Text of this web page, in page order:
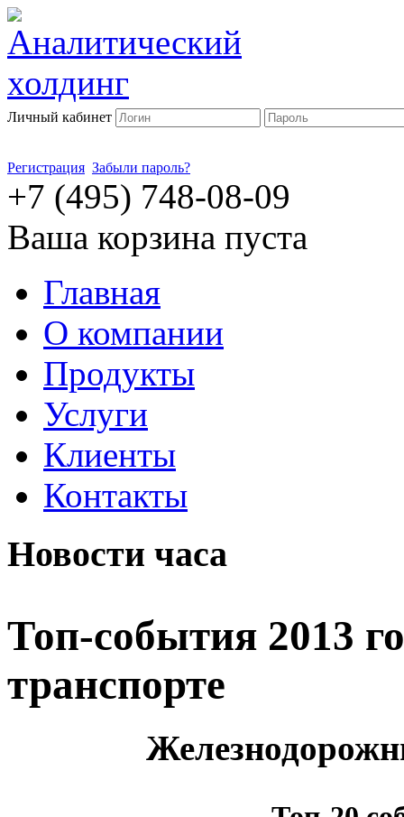
Личный кабинет
Регистрация Забыли пароль?
+7 (495) 748-08-09
Ваша корзина пуста
Главная
О компании
Продукты
Услуги
Клиенты
Контакты
Новости часа
Топ-события 2013
транспорте